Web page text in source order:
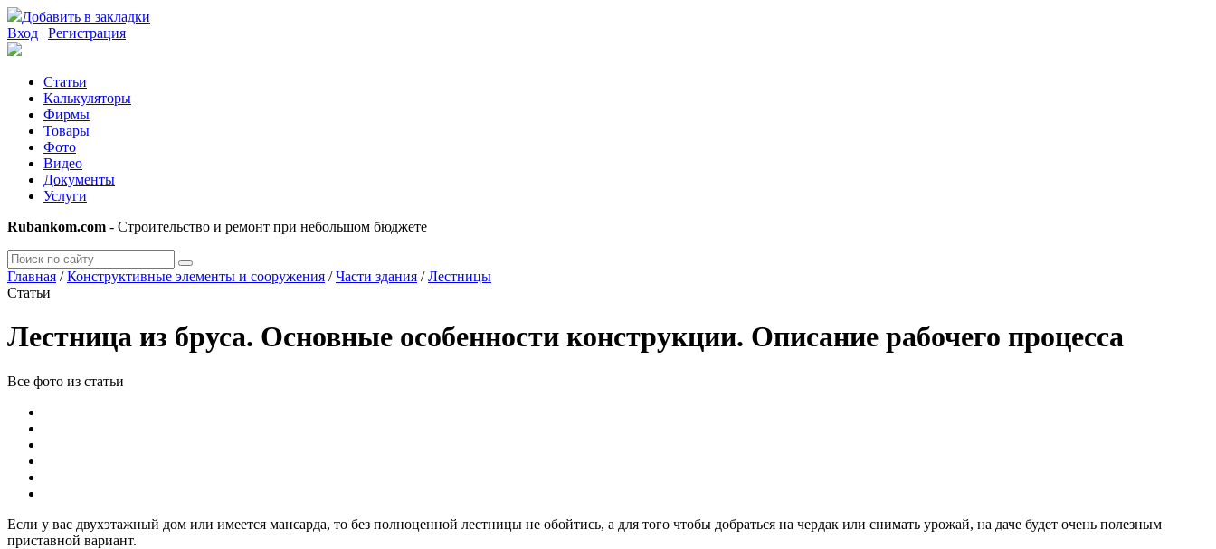
Добавить в закладки
Вход | Регистрация
Статьи
Калькуляторы
Фирмы
Товары
Фото
Видео
Документы
Услуги
Rubankom.com - Строительство и ремонт при небольшом бюджете
Главная /Конструктивные элементы и сооружения /Части здания /Лестницы
Статьи
Лестница из бруса. Основные особенности конструкции. Описание рабочего процесса
Все фото из статьи
Если у вас двухэтажный дом или имеется мансарда, то без полноценной лестницы не обойтись, а для того чтобы добраться на чердак или снимать урожай, на даче будет очень полезным
приставной вариант.